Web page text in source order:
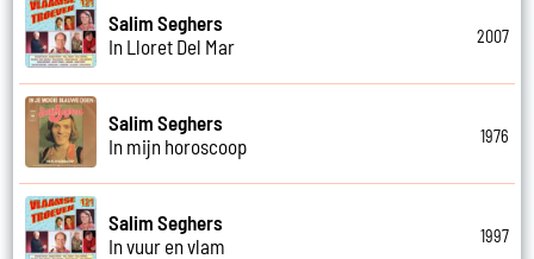
Salim Seghers
In Lloret Del Mar
2007
Salim Seghers
In mijn horoscoop
1976
Salim Seghers
In vuur en vlam
1997